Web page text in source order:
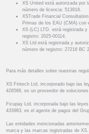
XS United está autorizada por
número de licencia: 513918.
XSTrade Financial
Primas de los EAU (CMA) con
XS (LC) LTD. está registrada
registro: 2025-00114.
XS Ltd está registrada y
número de registro: 27216 BC
Para más detalles sobre nuestras
XS Fintech Ltd, incorporado bajo las
426566, es un proveedor de
Ficupay Ltd, incorporada bajo las
433983, es el agente de pagos del
Las entidades mencionadas
marca y las marcas registradas de XS.